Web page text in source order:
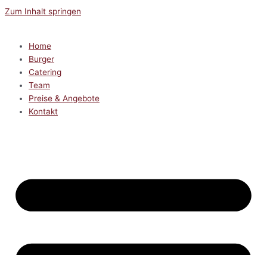
Zum Inhalt springen
Home
Burger
Catering
Team
Preise & Angebote
Kontakt